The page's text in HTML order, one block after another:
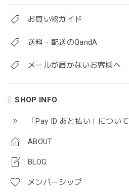
お買い物ガイド
送料・配送のQandA
メールが届かないお客様へ
SHOP INFO
「Pay ID あと払い」について
ABOUT
BLOG
メンバーシップ